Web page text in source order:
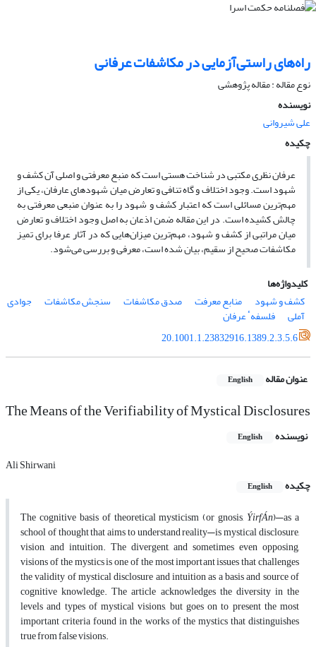
راه‌های راستی‌آزمایی در مکاشفات عرفانی
نوع مقاله : مقاله پژوهشی
نویسنده
علی شیروانی
چکیده
عرفان نظری مکتبی در شناخت هستی است که منبع معرفتی و اصلی آن کشف و
شهود است. وجود اختلاف و گاه تنافی و تعارض میان شهودهای عارفان، یکی از
مهم‌ترین مسائلی است که اعتبار کشف و شهود را به عنوان منبعی معرفتی به
چالش کشیده است. در این مقاله ضمن اذعان به اصل وجود اختلاف و تعارض
میان مراتبی از کشف و شهود، مهم‌ترین میزان‌هایی که در آثار عرفا برای تمیز
مکاشفات صحیح از سقیم، بیان شده است، معرفی و بررسی می‌شود.
کلیدواژه‌ها
کشف و شهود
منابع معرفت صدق مکاشفات سنجش مکاشفات جوادی
آملی
فلسفهٴ عرفان
20.1001.1.23832916.1389.2.3.5.6
عنوان مقاله English
The Means of the Verifiability of Mystical Disclosures
نویسنده English
Ali Shirwani
چکیده
English
The cognitive basis of theoretical mysticism (or gnosis, ÝirfÁn)—as a
school of thought that aims to understand reality—is mystical disclosure,
vision, and intuition. The divergent, and sometimes even opposing,
visions of the mystics is one of the most important issues that challenges
the validity of mystical disclosure and intuition as a basis and source of
cognitive knowledge. The article acknowledges the diversity in the
levels and types of mystical visions, but goes on to present the most
important criteria found in the works of the mystics that distinguishes
true from false visions.